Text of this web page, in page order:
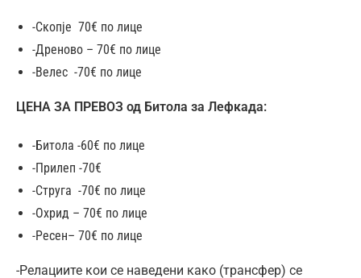
-Скопје 70€ по лице
-Дреново – 70€ по лице
-Велес -70€ по лице
ЦЕНА ЗА ПРЕВОЗ од Битола за Лефкада:
-Битола -60€ по лице
-Прилеп -70€
-Струга -70€ по лице
-Охрид – 70€ по лице
-Ресен– 70€ по лице
-Релациите кои се наведени како (трансфер) се